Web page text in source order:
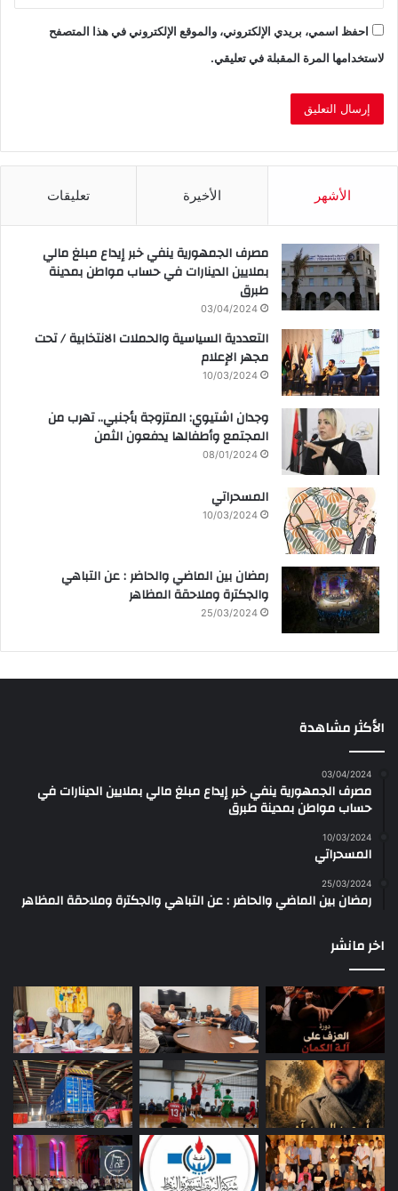
احفظ اسمي، بريدي الإلكتروني، والموقع الإلكتروني في هذا المتصفح
لاستخدامها المرة المقبلة في تعليقي.
الأشهر الأخيرة تعليقات
مصرف الجمهورية ينفي خبر إيداع مبلغ مالي
بملايين الدينارات في حساب مواطن بمدينة
طبرق
03/04/2024
التعددية السياسية والحملات الانتخابية / تحت
مجهر الإعلام
10/03/2024
وجدان اشتيوي: المتزوجة بأجنبي.. تهرب من
المجتمع وأطفالها يدفعون الثمن
08/01/2024
المسحراتي
10/03/2024
رمضان بين الماضي والحاضر : عن التباهي
والجكترة وملاحقة المظاهر
25/03/2024
الأكثر مشاهدة
03/04/2024
مصرف الجمهورية ينفي خبر إيداع مبلغ مالي بملايين الدينارات في
حساب مواطن بمدينة طبرق
10/03/2024
المسحراتي
25/03/2024
رمضان بين الماضي والحاضر : عن التباهي والجكترة وملاحقة المظاهر
اخر مانشر